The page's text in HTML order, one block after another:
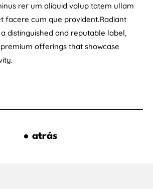
rer um aliquid volup tatem ullam
facere cum que provident.Radiant
distinguished and reputable label,
offerings that showcase
atrás